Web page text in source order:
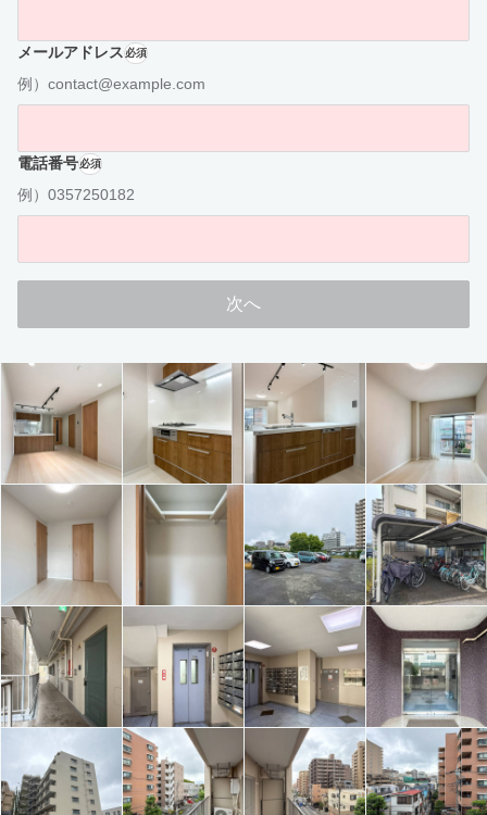
メールアドレス必須
例）contact@example.com
電話番号必須
例）0357250182
次へ